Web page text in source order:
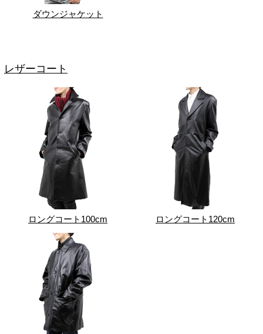
ダウンジャケット
レザーコート
ロングコート100cm ロングコート120cm